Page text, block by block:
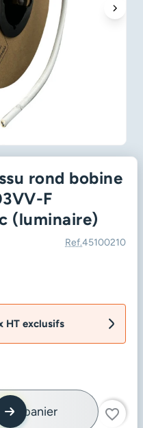
rond bobine
F
(luminaire)
Ref.45100210
HT exclusifs
au panier favorite_border